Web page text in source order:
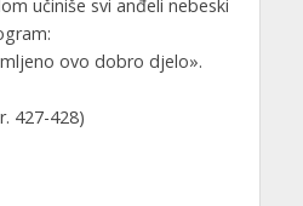
učiniše svi anđeli nebeski
ovo dobro djelo».
427-428)